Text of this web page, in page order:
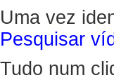
Uma vez
Pesquisar
Tudo num